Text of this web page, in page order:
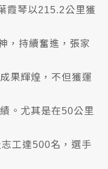
霞琴以215.2公里獲
，持續奮進，張家
果輝煌，不但獲運
。尤其是在50公里
工達500名，選手